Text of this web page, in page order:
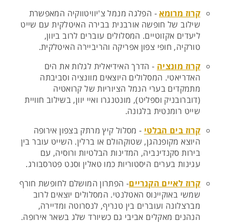
קרוז מרומא - הפלגה מנמל צ'יוויטווקיה המאפשרת
שילוב של חופשה אורבנית בבירה האיטלקית עם שייט
ליעדים אקזוטיים. המסלולים עוברים לרוב ביוון,
טורקיה, חופי צפון אפריקה והריביירה האיטלקית.
קרוז מונציה - הדרך האידיאלית לגלות את הים
האדריאטי. המסלולים היוצאים מוונציה וסביבתה
מתמקדים בערי הנמל הציוריות של קרואטיה
(דוברובניק וספליט), מונטנגרו ואיי יוון, בשילוב חוויית
שייט רומנטית בלגונה.
קרוז בים הבלטי - מסלול קיץ מרתק בצפון אירופה
היוצא מקופנהגן, שטוקהולם או ברלין. השייט עובר בין
בירות סקנדינביה, המדינות הבלטיות ורוסיה, עם
עגינות בערים היסטוריות כמו טאלין וסנט פטרסבורג.
קרוז לאיים הקנריים- הפתרון המושלם לחופשת חורף
שמשי באוקיינוס האטלנטי. המסלולים יוצאים לרוב
מברצלונה ועוברים בין טנריף, לנסרוטה ומדיירה,
הנהנים מאקלים אביבי גם כשיורד שלג בשאר אירופה.